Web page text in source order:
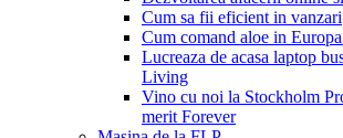
Cum sa fii eficient in vanzari
Cum comand aloe in
Lucreaza de acasa laptop
Living
Vino cu noi la Stockholm
merit Forever